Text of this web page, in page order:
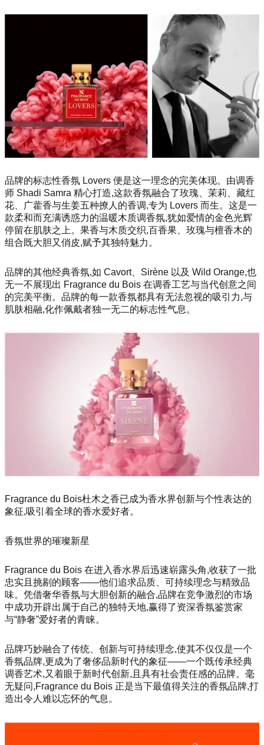
品牌的标志性香氛 Lovers 便是这一理念的完美体现。由调香
师 Shadi Samra 精心打造,这款香氛融合了玫瑰、茉莉、藏红
花、广藿香与生姜五种撩人的香调,专为 Lovers 而生。这是一
款柔和而充满诱惑力的温暖木质调香氛,犹如爱情的金色光辉
停留在肌肤之上。果香与木质交织,百香果、玫瑰与檀香木的
组合既大胆又俏皮,赋予其独特魅力。
品牌的其他经典香氛,如 Cavort、Sirène 以及 Wild Orange,也
无一不展现出 Fragrance du Bois 在调香工艺与当代创意之间
的完美平衡。品牌的每一款香氛都具有无法忽视的吸引力,与
肌肤相融,化作佩戴者独一无二的标志性气息。
Fragrance du Bois杜木之香已成为香水界创新与个性表达的
象征,吸引着全球的香水爱好者。
香氛世界的璀璨新星
Fragrance du Bois 在进入香水界后迅速崭露头角,收获了一批
忠实且挑剔的顾客——他们追求品质、可持续理念与精致品
味。凭借奢华香氛与大胆创新的融合,品牌在竞争激烈的市场
中成功开辟出属于自己的独特天地,赢得了资深香氛鉴赏家
与“静奢”爱好者的青睐。
品牌巧妙融合了传统、创新与可持续理念,使其不仅仅是一个
香氛品牌,更成为了奢侈品新时代的象征——一个既传承经典
调香艺术,又着眼于新时代创新,且具有社会责任感的品牌。毫
无疑问,Fragrance du Bois 正是当下最值得关注的香氛品牌,打
造出令人难以忘怀的气息。